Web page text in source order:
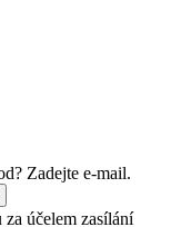
? Zadejte e‑mail.
účelem zasílání